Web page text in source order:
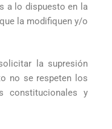
a lo dispuesto en la
la modifiquen y/o
la supresión
no se respeten los
constitucionales y